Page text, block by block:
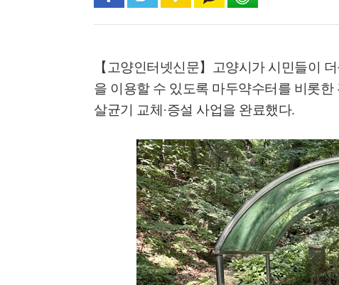
【고양인터넷신문】 고양시가 시민들이
을 이용할 수 있도록 마두약수터를 비롯
살균기 교체 ·증설 사업을 완료했다.